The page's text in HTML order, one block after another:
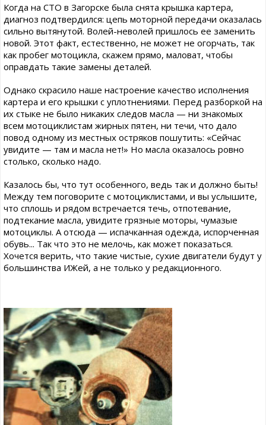
Когда на СТО в Загорске была снята крышка картера,
диагноз подтвердился: цепь моторной передачи оказалась
сильно вытянутой. Волей-неволей пришлось ее заменить
новой. Этот факт, естественно, не может не огорчать, так
как пробег мотоцикла, скажем прямо, маловат, чтобы
оправдать такие замены деталей.
Однако скрасило наше настроение качество исполнения
картера и его крышки с уплотнениями. Перед разборкой на
их стыке не было никаких следов масла — ни знакомых
всем мотоциклистам жирных пятен, ни течи, что дало
повод одному из местных остряков пошутить: «Сейчас
увидите — там и масла нет!» Но масла оказалось ровно
столько, сколько надо.
Казалось бы, что тут особенного, ведь так и должно быть!
Между тем поговорите с мотоциклистами, и вы услышите,
что сплошь и рядом встречается течь, отпотевание,
подтекание масла, увидите грязные моторы, чумазые
мотоциклы. А отсюда — испачканная одежда, испорченная
обувь... Так что это не мелочь, как может показаться.
Хочется верить, что такие чистые, сухие двигатели будут у
большинства ИЖей, а не только у редакционного.